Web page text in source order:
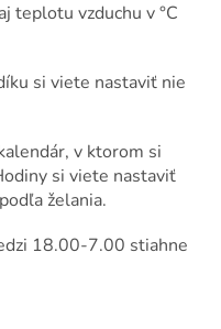
vzduchu v °C
si viete nastaviť nie
v ktorom si
si viete nastaviť
želania.
18.00-7.00 stiahne